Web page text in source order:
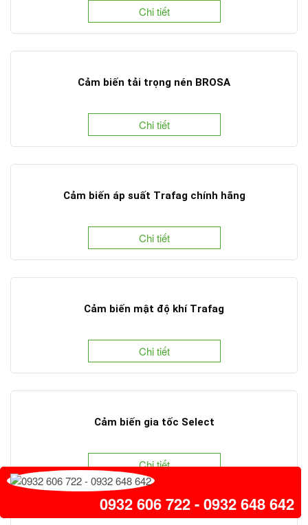
Chi tiết
Cảm biến tải trọng nén BROSA
Chi tiết
Cảm biến áp suất Trafag chính hãng
Chi tiết
Cảm biến mật độ khí Trafag
Chi tiết
Cảm biến gia tốc Select
Chi tiết
0932 606 722 - 0932 648 642